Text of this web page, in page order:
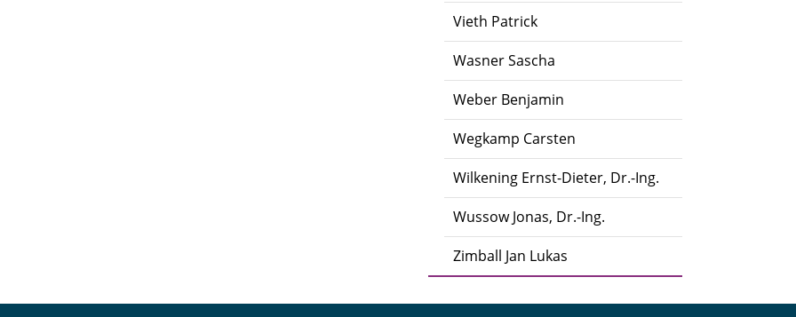
Vieth Patrick
Wasner Sascha
Weber Benjamin
Wegkamp Carsten
Wilkening Ernst-Dieter, Dr.-Ing.
Wussow Jonas, Dr.-Ing.
Zimball Jan Lukas